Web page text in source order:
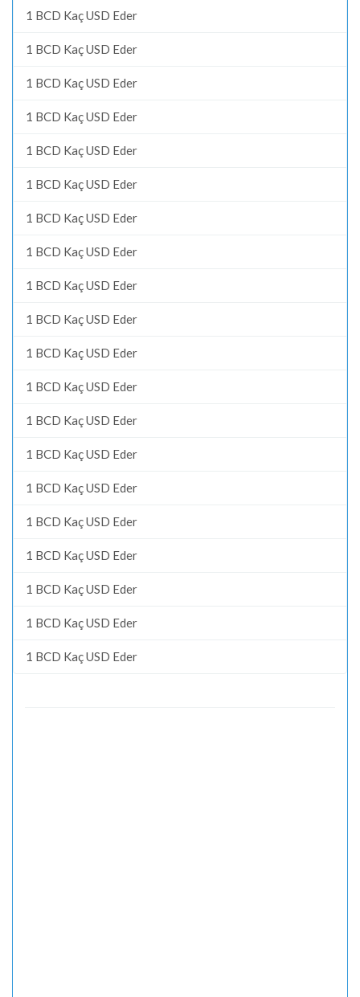
1 BCD Kaç USD Eder
1 BCD Kaç USD Eder
1 BCD Kaç USD Eder
1 BCD Kaç USD Eder
1 BCD Kaç USD Eder
1 BCD Kaç USD Eder
1 BCD Kaç USD Eder
1 BCD Kaç USD Eder
1 BCD Kaç USD Eder
1 BCD Kaç USD Eder
1 BCD Kaç USD Eder
1 BCD Kaç USD Eder
1 BCD Kaç USD Eder
1 BCD Kaç USD Eder
1 BCD Kaç USD Eder
1 BCD Kaç USD Eder
1 BCD Kaç USD Eder
1 BCD Kaç USD Eder
1 BCD Kaç USD Eder
1 BCD Kaç USD Eder